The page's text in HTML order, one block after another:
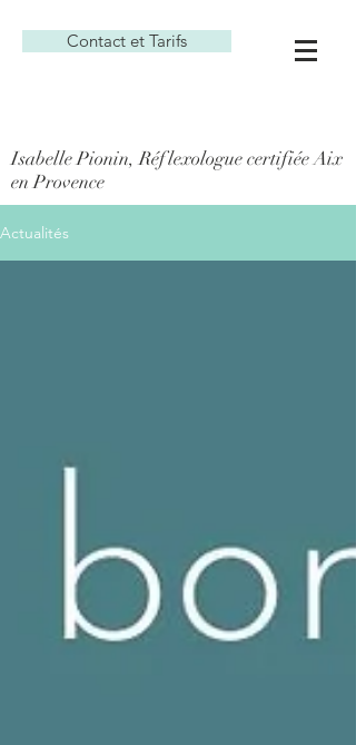
Contact et Tarifs
Isabelle Pionin, Réflexologue certifiée Aix
en Provence
Actualités